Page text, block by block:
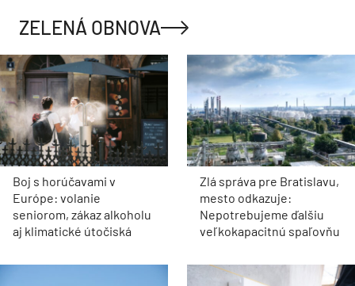
ZELENÁ OBNOVA
Boj s horúčavami v
Európe: volanie
seniorom, zákaz alkoholu
aj klimatické útočiská
Zlá správa pre Bratislavu,
mesto odkazuje:
Nepotrebujeme ďalšiu
veľkokapacitnú spaľovňu